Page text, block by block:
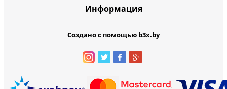
Информация
Создано с помощью b3x.by